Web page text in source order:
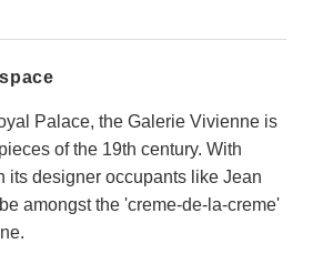
Palace, the Galerie Vivienne is
of the 19th century. With
its designer occupants like Jean
amongst the 'creme-de-la-creme'